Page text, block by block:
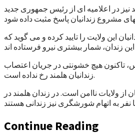
نیز در اعلامیه ای از رئیس جمهوری جدید
این ولایت را تایید کرده و می گوید که
تاکنون هیچ خشونتی در جریان اعتصاب
زندانیان هلمند رخ نداده است.
از ولایات ناامن است. در زندان هلمند در
Continue Reading